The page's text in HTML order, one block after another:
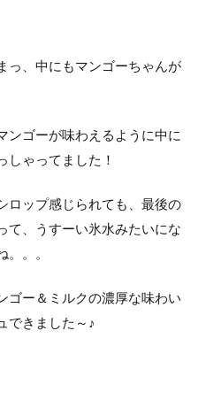
っ、中にもマンゴーちゃんが
ンゴーが味わえるように中に
しゃってました！
ロップ感じられても、最後の
て、うすーい氷水みたいにな
。。
ゴー＆ミルクの濃厚な味わい
できました～♪